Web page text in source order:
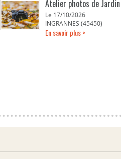
Atelier photos de Jardin
Le 17/10/2026
INGRANNES (45450)
En savoir plus >